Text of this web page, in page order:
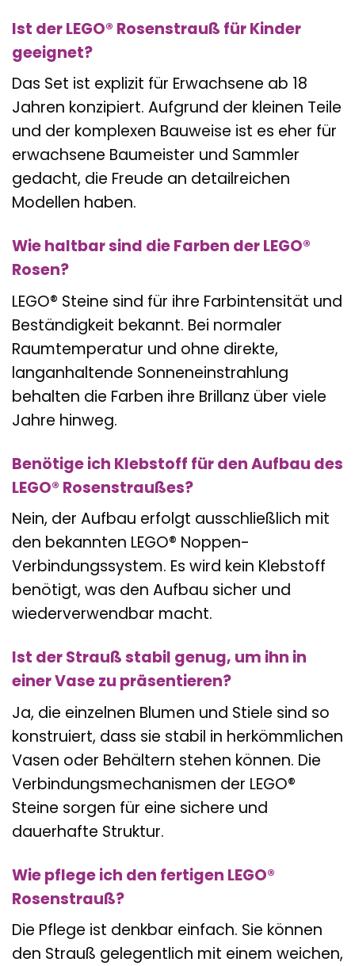
Ist der LEGO® Rosenstrauß für Kinder
geeignet?
Das Set ist explizit für Erwachsene ab 18
Jahren konzipiert. Aufgrund der kleinen Teile
und der komplexen Bauweise ist es eher für
erwachsene Baumeister und Sammler
gedacht, die Freude an detailreichen
Modellen haben.
Wie haltbar sind die Farben der LEGO®
Rosen?
LEGO® Steine sind für ihre Farbintensität und
Beständigkeit bekannt. Bei normaler
Raumtemperatur und ohne direkte,
langanhaltende Sonneneinstrahlung
behalten die Farben ihre Brillanz über viele
Jahre hinweg.
Benötige ich Klebstoff für den Aufbau des
LEGO® Rosenstraußes?
Nein, der Aufbau erfolgt ausschließlich mit
den bekannten LEGO® Noppen-
Verbindungssystem. Es wird kein Klebstoff
benötigt, was den Aufbau sicher und
wiederverwendbar macht.
Ist der Strauß stabil genug, um ihn in
einer Vase zu präsentieren?
Ja, die einzelnen Blumen und Stiele sind so
konstruiert, dass sie stabil in herkömmlichen
Vasen oder Behältern stehen können. Die
Verbindungsmechanismen der LEGO®
Steine sorgen für eine sichere und
dauerhafte Struktur.
Wie pflege ich den fertigen LEGO®
Rosenstrauß?
Die Pflege ist denkbar einfach. Sie können
den Strauß gelegentlich mit einem weichen,